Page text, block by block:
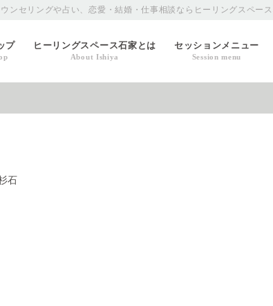
ンセリングや占い、恋愛・結婚・仕事相談ならヒーリングスペー
プ ヒーリングスペース石家とは
About Ishiya
セッションメニュー
Session menu
石